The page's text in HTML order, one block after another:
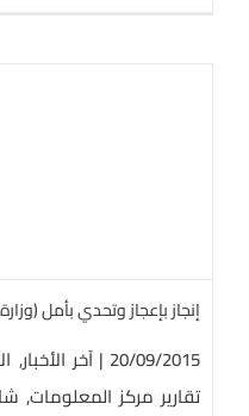
إنجاز بإعجاز وتحدي بأمل
20/09/2015
| آخر الأخبار,
تقارير مركز المعلومات,